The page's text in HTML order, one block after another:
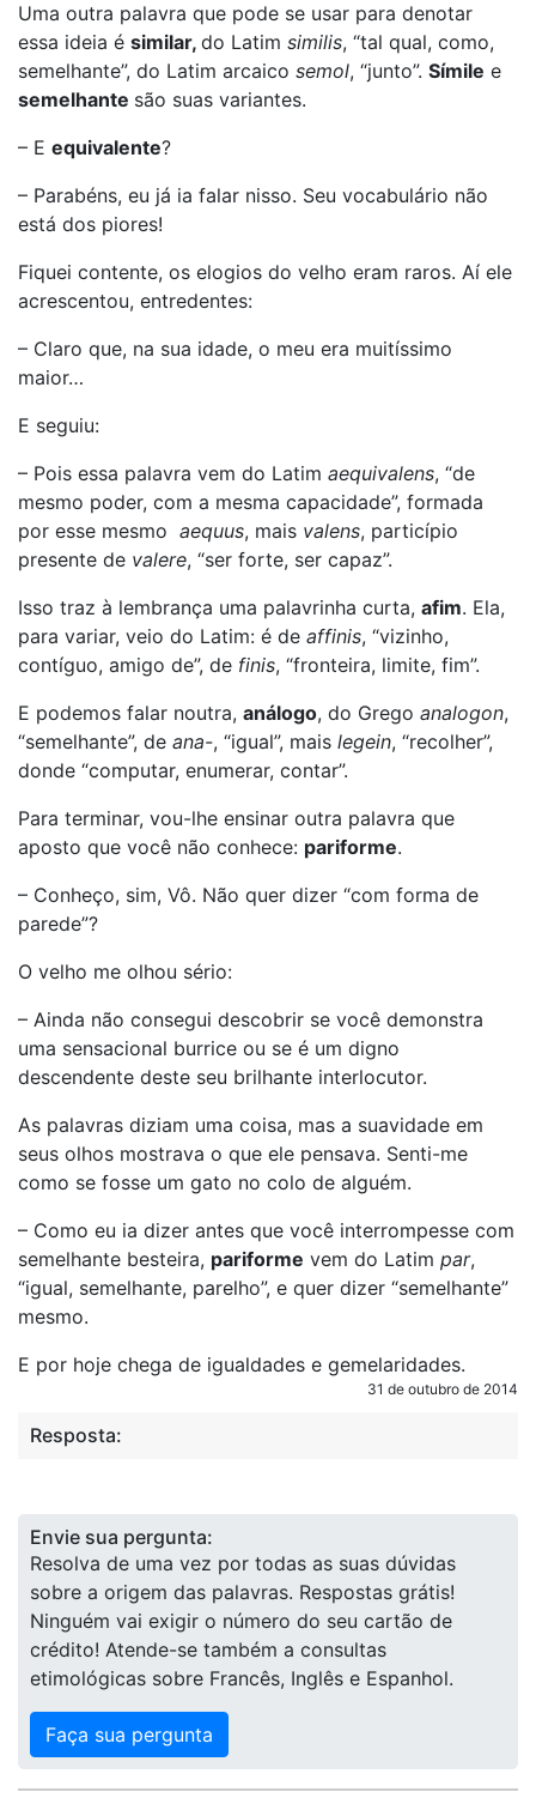
Uma outra palavra que pode se usar para denotar
essa ideia é similar, do Latim similis, “tal qual, como,
semelhante”, do Latim arcaico semol, “junto”. Símile e
semelhante são suas variantes.
– E equivalente?
– Parabéns, eu já ia falar nisso. Seu vocabulário não
está dos piores!
Fiquei contente, os elogios do velho eram raros. Aí ele
acrescentou, entredentes:
– Claro que, na sua idade, o meu era muitíssimo
maior…
E seguiu:
– Pois essa palavra vem do Latim aequivalens, “de
mesmo poder, com a mesma capacidade”, formada
por esse mesmo aequus, mais valens, particípio
presente de valere, “ser forte, ser capaz”.
Isso traz à lembrança uma palavrinha curta, afim. Ela,
para variar, veio do Latim: é de affinis, “vizinho,
contíguo, amigo de”, de finis, “fronteira, limite, fim”.
E podemos falar noutra, análogo, do Grego analogon,
“semelhante”, de ana-, “igual”, mais legein, “recolher”,
donde “computar, enumerar, contar”.
Para terminar, vou-lhe ensinar outra palavra que
aposto que você não conhece: pariforme.
– Conheço, sim, Vô. Não quer dizer “com forma de
parede”?
O velho me olhou sério:
– Ainda não consegui descobrir se você demonstra
uma sensacional burrice ou se é um digno
descendente deste seu brilhante interlocutor.
As palavras diziam uma coisa, mas a suavidade em
seus olhos mostrava o que ele pensava. Senti-me
como se fosse um gato no colo de alguém.
– Como eu ia dizer antes que você interrompesse com
semelhante besteira, pariforme vem do Latim par,
“igual, semelhante, parelho”, e quer dizer “semelhante”
mesmo.
E por hoje chega de igualdades e gemelaridades.
31 de outubro de 2014
Resposta:
Envie sua pergunta:
Resolva de uma vez por todas as suas dúvidas
sobre a origem das palavras. Respostas grátis!
Ninguém vai exigir o número do seu cartão de
crédito! Atende-se também a consultas
etimológicas sobre Francês, Inglês e Espanhol.
Faça sua pergunta